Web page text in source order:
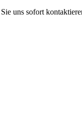
uns sofort